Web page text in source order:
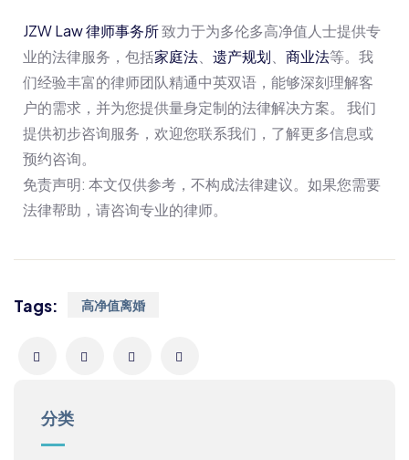
JZW Law 律师事务所致力于为多伦多高净值人士提供专
业的法律服务，包括家庭法、 遗产规划、 商业法等。我
们经验丰富的律师团队精通中英双语，能够深刻理解客
户的需求，并为您提供量身定制的法律解决方案。 我们
提供初步咨询服务，欢迎您联系我们，了解更多信息或
预约咨询。
免责声明: 本文仅供参考，不构成法律建议。如果您需要
法律帮助，请咨询专业的律师。
Tags: 高净值离婚
分类